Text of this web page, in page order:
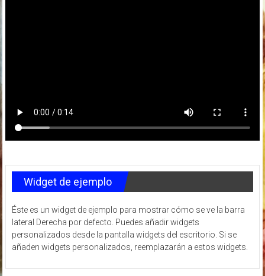
Widget de ejemplo
Éste es un widget de ejemplo para mostrar cómo se ve la barra
lateral Derecha por defecto. Puedes añadir widgets
personalizados desde la pantalla widgets del escritorio. Si se
añaden widgets personalizados, reemplazarán a estos widgets.